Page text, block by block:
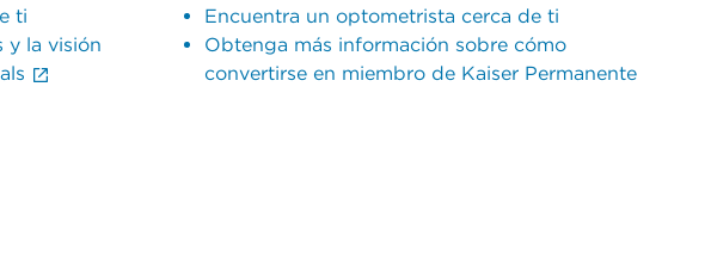
ti
y la visión
Encuentra un optometrista cerca de ti
Obtenga más información sobre cómo
convertirse en miembro de Kaiser Permanente